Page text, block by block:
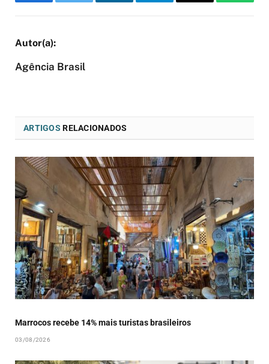
Agência Brasil
ARTIGOS RELACIONADOS
Marrocos recebe 14% mais turistas brasileiros
03/08/2026